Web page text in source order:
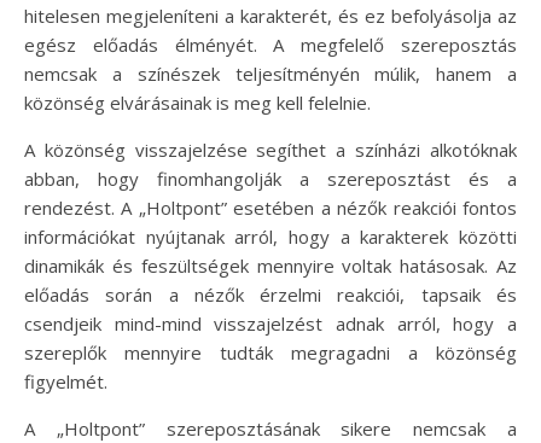
hitelesen megjeleníteni a karakterét, és ez befolyásolja az
egész előadás élményét. A megfelelő szereposztás
nemcsak a színészek teljesítményén múlik, hanem a
közönség elvárásainak is meg kell felelnie.
A közönség visszajelzése segíthet a színházi alkotóknak
abban, hogy finomhangolják a szereposztást és a
rendezést. A „Holtpont” esetében a nézők reakciói fontos
információkat nyújtanak arról, hogy a karakterek közötti
dinamikák és feszültségek mennyire voltak hatásosak. Az
előadás során a nézők érzelmi reakciói, tapsaik és
csendjeik mind-mind visszajelzést adnak arról, hogy a
szereplők mennyire tudták megragadni a közönség
figyelmét.
A „Holtpont” szereposztásának sikere nemcsak a